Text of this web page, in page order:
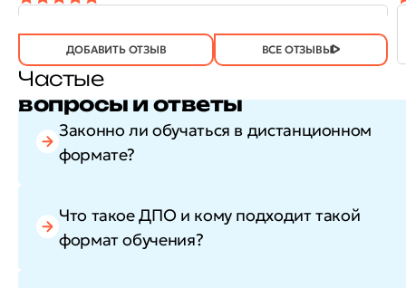
ПОЛЕЗЕН?
ДА(746) НЕТ(20)
ДОБАВИТЬ ОТЗЫВ ВСЕ ОТЗЫВЫ
Частые
вопросы и ответы
Законно ли обучаться в дистанционном
формате?
Что такое ДПО и кому подходит такой
формат обучения?